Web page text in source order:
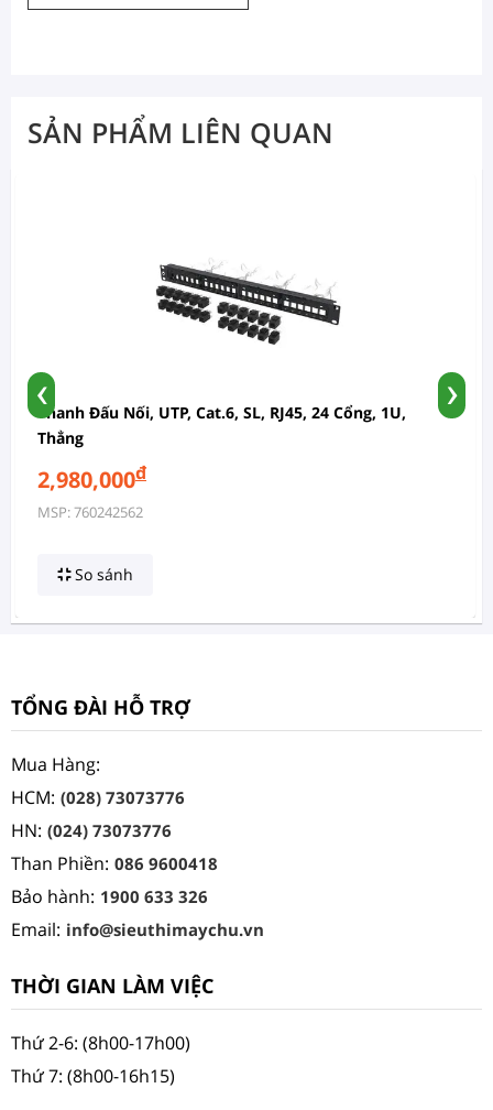
SẢN PHẨM LIÊN QUAN
Thanh Đấu Nối, UTP, Cat.6, SL, RJ45, 24 Cổng, 1U,
Thẳng
2,980,000đ
MSP: 760242562
So sánh
‹ ›
TỔNG ĐÀI HỖ TRỢ
Mua Hàng:
HCM: (028) 73073776
HN: (024) 73073776
Than Phiền: 086 9600418
Bảo hành: 1900 633 326
Email: info@sieuthimaychu.vn
THỜI GIAN LÀM VIỆC
Thứ 2-6: (8h00-17h00)
Thứ 7: (8h00-16h15)